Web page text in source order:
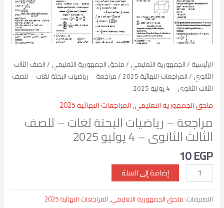
الرئيسية /الجمهورية التعليمي /ملحق الجمهورية التعليمي /الصف الثالث
الثانوي /المراجعات النهائية 2025
/ مراجعة – رياضيات البحتة لغات – للصف
الثالث الثانوى – 4 يوليو 2025
ملحق الجمهورية التعليمي,المراجعات النهائية 2025
مراجعة – رياضيات البحتة لغات – للصف
الثالث الثانوى – 4 يوليو 2025
10EGP
للصف
الثالث
-
4
يوليو
إضافة إلى السلة
التصنيفات: ملحق الجمهورية التعليمي,المراجعات النهائية 2025